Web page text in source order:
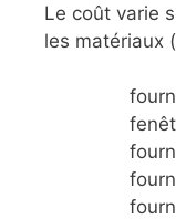
Le coût varie
les matériaux